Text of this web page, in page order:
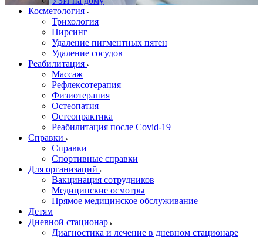
Косметология
Трихология
Пирсинг
Удаление пигментных пятен
Удаление сосудов
Реабилитация
Массаж
Рефлексотерапия
Физиотерапия
Остеопатия
Остеопрактика
Реабилитация после Covid-19
Справки
Справки
Спортивные справки
Для организаций
Вакцинация сотрудников
Медицинские осмотры
Прямое медицинское обслуживание
Детям
Дневной стационар
Диагностика и лечение в дневном стационаре